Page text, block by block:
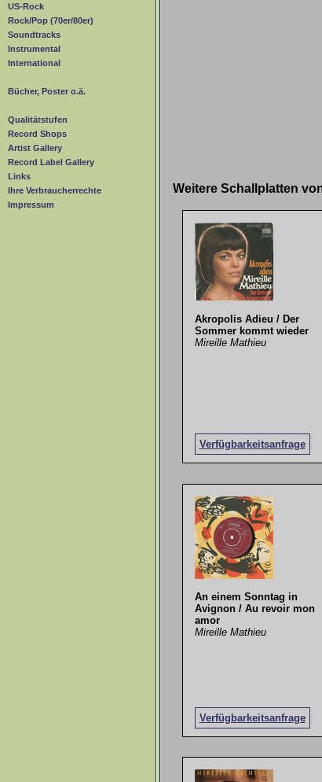
US-Rock
Rock/Pop (70er/80er)
Soundtracks
Instrumental
International
Bücher, Poster o.ä.
Qualitätstufen
Record Shops
Artist Gallery
Record Label Gallery
Links
Ihre Verbraucherrechte
Impressum
Weitere Schallplatten
Akropolis Adieu / Der
Sommer kommt wieder
Mireille Mathieu
Verfügbarkeitsanfrage
An einem Sonntag in
Avignon / Au revoir mon
amor
Mireille Mathieu
Verfügbarkeitsanfrage